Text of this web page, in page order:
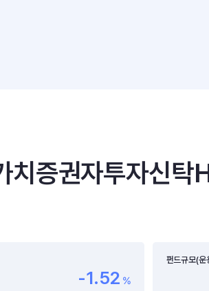
치증권자투자신
-1.52 %
펀드규모(운